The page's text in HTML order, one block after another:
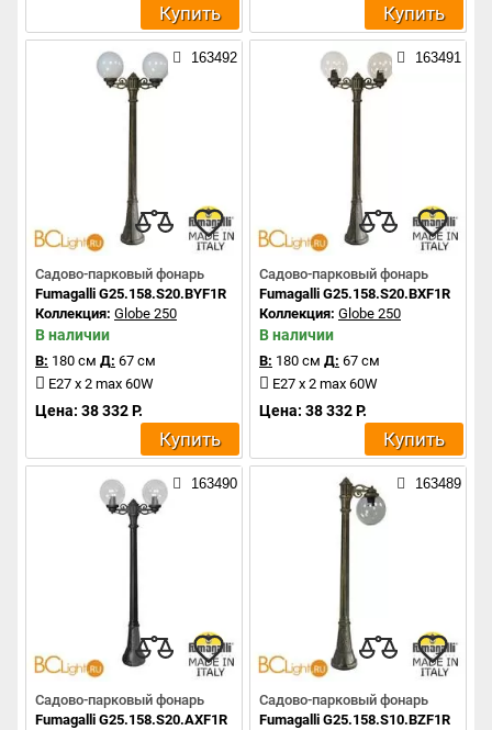
Купить Купить
163492
Садово-парковый фонарь
Fumagalli G25.158.S20.BYF1R
Коллекция: Globe 250
В наличии
В: 180 см Д: 67 см
E27 x 2 max 60W
Цена: 38 332 Р.
Купить
163491
Садово-парковый фонарь
Fumagalli G25.158.S20.BXF1R
Коллекция: Globe 250
В наличии
В: 180 см Д: 67 см
E27 x 2 max 60W
Цена: 38 332 Р.
Купить
163490
Садово-парковый фонарь
Fumagalli G25.158.S20.AXF1R
163489
Садово-парковый фонарь
Fumagalli G25.158.S10.BZF1R